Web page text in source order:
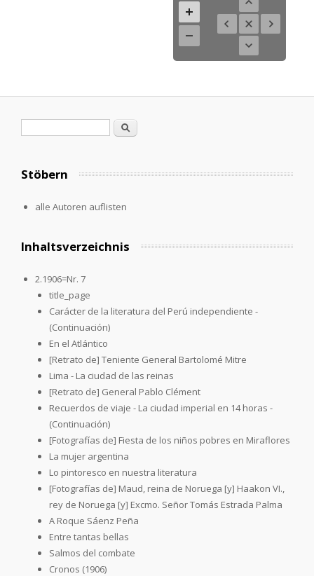
Suche
Stöbern
alle Autoren auflisten
Inhaltsverzeichnis
2.1906=Nr. 7
title_page
Carácter de la literatura del Perú independiente -
(Continuación)
En el Atlántico
[Retrato de] Teniente General Bartolomé Mitre
Lima - La ciudad de las reinas
[Retrato de] General Pablo Clément
Recuerdos de viaje - La ciudad imperial en 14 horas -
(Continuación)
[Fotografías de] Fiesta de los niños pobres en Miraflores
La mujer argentina
Lo pintoresco en nuestra literatura
[Fotografías de] Maud, reina de Noruega [y] Haakon VI.,
rey de Noruega [y] Excmo. Señor Tomás Estrada Palma
A Roque Sáenz Peña
Entre tantas bellas
Salmos del combate
Cronos (1906)